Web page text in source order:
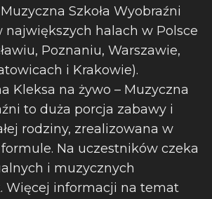
Szkoła Wyobraźni
największych halach w Polsce
Poznaniu, Warszawie,
i Krakowie).
Kleksa na żywo – Muzyczna
to duża porcja zabawy i
rodziny, zrealizowana w
Na uczestników czeka
i muzycznych
Więcej informacji na temat